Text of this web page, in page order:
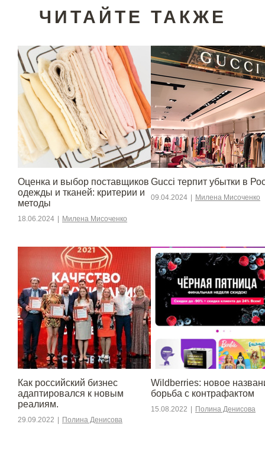
ЧИТАЙТЕ ТАКЖЕ
Оценка и выбор поставщиков
одежды и тканей: критерии и
методы
18.06.2024 Милена Мисоченко
Gucci терпит убытки в
09.04.2024 Милена Мисоченко
​​Как российский бизнес
адаптировался к новым
реалиям.
29.09.2022 Полина Денисова
Wildberries: новое
борьба с контрафактом
15.08.2022 Полина Денисова